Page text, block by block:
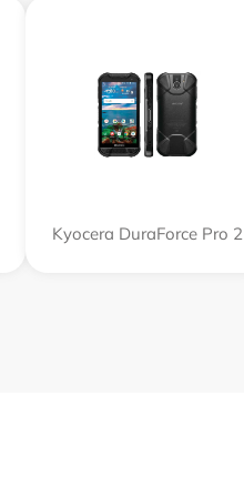
Kyocera DuraForce Pro 2